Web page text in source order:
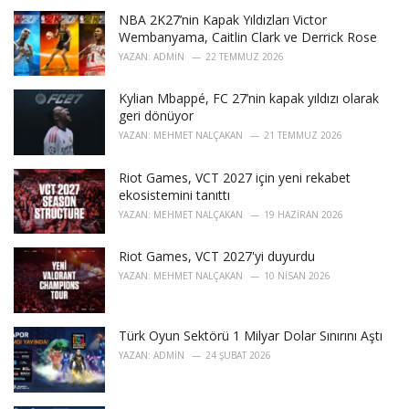
i
e
s
:
NBA 2K27’nin Kapak Yıldızları Victor
Wembanyama, Caitlin Clark ve Derrick Rose
YAZAN: ADMIN 22 TEMMUZ 2026
Kylian Mbappé, FC 27’nin kapak yıldızı olarak
geri dönüyor
YAZAN: MEHMET NALÇAKAN 21 TEMMUZ 2026
Riot Games, VCT 2027 için yeni rekabet
ekosistemini tanıttı
YAZAN: MEHMET NALÇAKAN 19 HAZIRAN 2026
Riot Games, VCT 2027'yi duyurdu
YAZAN: MEHMET NALÇAKAN 10 NISAN 2026
Türk Oyun Sektörü 1 Milyar Dolar Sınırını Aştı
YAZAN: ADMIN 24 ŞUBAT 2026